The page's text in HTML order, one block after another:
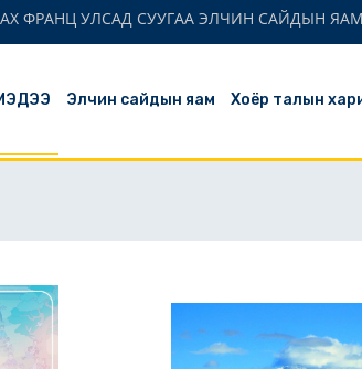
УЛСАД СУУГАА ЭЛЧИН САЙДЫН ЯАМ
Элчин сайдын яам Хоёр талын